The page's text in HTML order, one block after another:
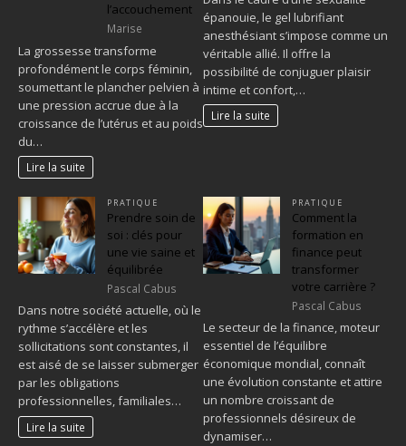
l’accouchement
Marise
La grossesse transforme
profondément le corps féminin,
soumettant le plancher pelvien à
une pression accrue due à la
croissance de l’utérus et au poids
du…
Lire la suite
épanouie, le gel lubrifiant
anesthésiant s’impose comme un
véritable allié. Il offre la
possibilité de conjuguer plaisir
intime et confort,…
Lire la suite
PRATIQUE
Prendre soin de
soi : clés pour
une vie saine et
équilibrée
Pascal Cabus
Dans notre société actuelle, où le
rythme s’accélère et les
sollicitations sont constantes, il
est aisé de se laisser submerger
par les obligations
professionnelles, familiales…
Lire la suite
PRATIQUE
Comment la
formation en
finance peut
transformer
votre carrière ?
Pascal Cabus
Le secteur de la finance, moteur
essentiel de l’équilibre
économique mondial, connaît
une évolution constante et attire
un nombre croissant de
professionnels désireux de
dynamiser…